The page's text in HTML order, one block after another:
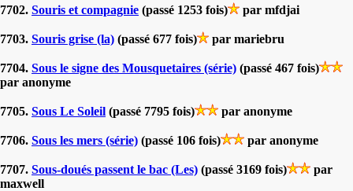
7702. Souris et compagnie (passé 1253 fois) par mfdjai
7703. Souris grise (la) (passé 677 fois) par mariebru
7704. Sous le signe des Mousquetaires (série) (passé 467 fois)
par anonyme
7705. Sous Le Soleil (passé 7795 fois) par anonyme
7706. Sous les mers (série) (passé 106 fois) par anonyme
7707. Sous-doués passent le bac (Les) (passé 3169 fois)
par
maxwell